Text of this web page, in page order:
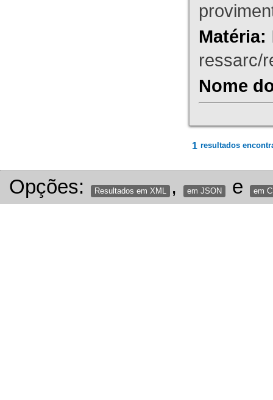
Matéria:
ressarc/
Nome
1 resultados
Opções: Resultados em XML , em JSON e em